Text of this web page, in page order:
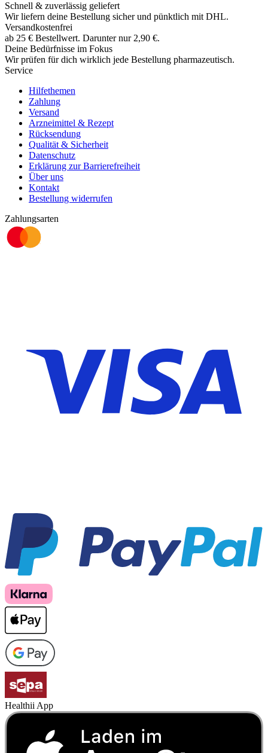
Schnell & zuverlässig geliefert
Wir liefern deine Bestellung sicher und pünktlich mit DHL.
Versandkostenfrei
ab 25 € Bestellwert. Darunter nur 2,90 €.
Deine Bedürfnisse im Fokus
Wir prüfen für dich wirklich jede Bestellung pharmazeutisch.
Service
Hilfethemen
Zahlung
Versand
Arzneimittel & Rezept
Rücksendung
Qualität & Sicherheit
Datenschutz
Erklärung zur Barrierefreiheit
Über uns
Kontakt
Bestellung widerrufen
Zahlungsarten
Healthii App